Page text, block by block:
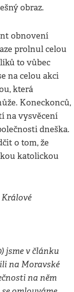
obraz.
obnovení
prolnul celou
to vůbec
na celou akci
která
Koneckonců,
na vysvěcení
dneška.
o tom, že
katolickou
jsme v článku
na Moravské
na něm